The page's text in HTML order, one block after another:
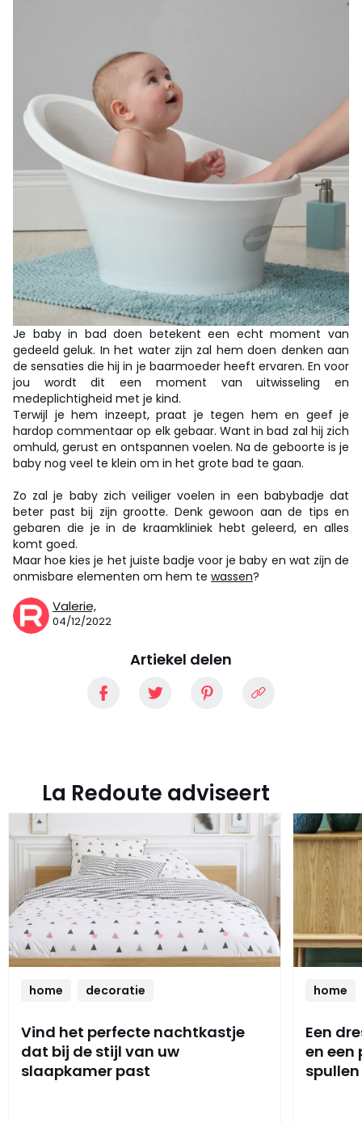
Je baby in bad doen betekent een echt moment van
gedeeld geluk. In het water zijn zal hem doen denken aan
de sensaties die hij in je baarmoeder heeft ervaren. En voor
jou wordt dit een moment van uitwisseling en
medeplichtigheid met je kind.
Terwijl je hem inzeept, praat je tegen hem en geef je
hardop commentaar op elk gebaar. Want in bad zal hij zich
omhuld, gerust en ontspannen voelen. Na de geboorte is je
baby nog veel te klein om in het grote bad te gaan.
Zo zal je baby zich veiliger voelen in een babybadje dat
beter past bij zijn grootte. Denk gewoon aan de tips en
gebaren die je in de kraamkliniek hebt geleerd, en alles
komt goed.
Maar hoe kies je het juiste badje voor je baby en wat zijn de
onmisbare elementen om hem te wassen?
Valerie,
04/12/2022
Artiekel delen
La Redoute adviseert
home decoratie
Vind het perfecte nachtkastje
dat bij de stijl van uw
slaapkamer past
home
Een
en een
spullen